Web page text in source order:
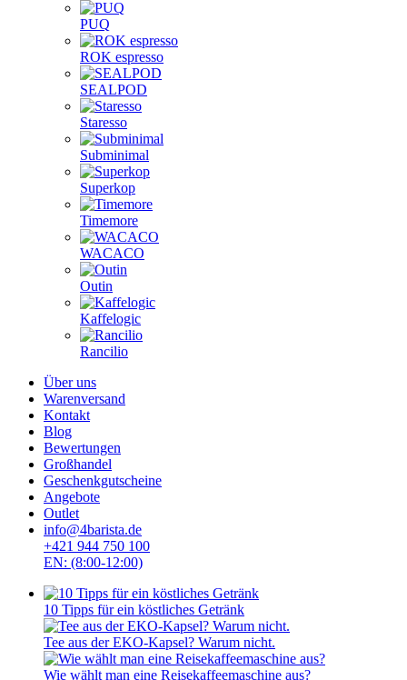
PUQ
ROK espresso
SEALPOD
Staresso
Subminimal
Superkop
Timemore
WACACO
Outin
Kaffelogic
Rancilio
Über uns
Warenversand
Kontakt
Blog
Bewertungen
Großhandel
Geschenkgutscheine
Angebote
Outlet
info@4barista.de
+421 944 750 100
EN: (8:00-12:00)
10 Tipps für ein köstliches Getränk
Tee aus der EKO-Kapsel? Warum nicht.
Wie wählt man eine Reisekaffeemaschine aus?